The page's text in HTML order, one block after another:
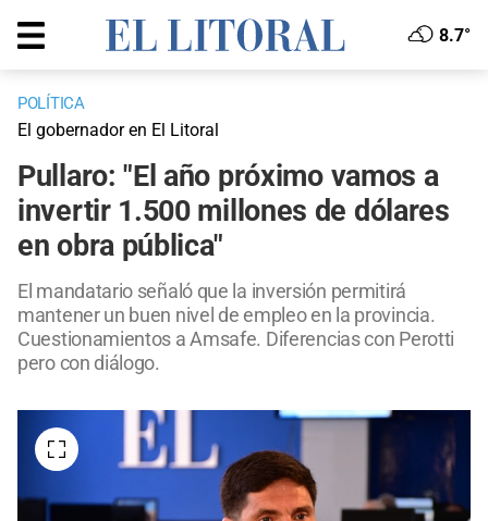
8.7°
POLÍTICA
El gobernador en El Litoral
Pullaro: "El año próximo vamos a
invertir 1.500 millones de dólares
en obra pública"
El mandatario señaló que la inversión permitirá
mantener un buen nivel de empleo en la provincia.
Cuestionamientos a Amsafe. Diferencias con Perotti
pero con diálogo.